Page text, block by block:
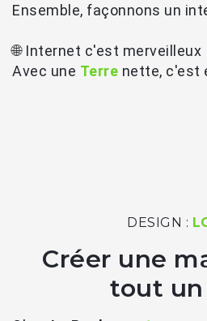
Ensemble, façonnons un
🌐 Internet c'est merveilleux
Avec une Terre nette, c'est
DESIGN :
Créer une
tout un